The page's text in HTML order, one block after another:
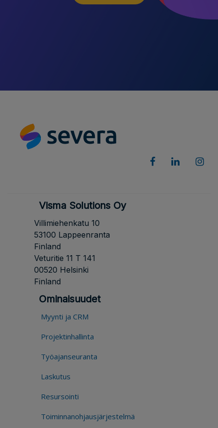
Visma Solutions Oy
Villimiehenkatu 10
53100 Lappeenranta
Finland
Veturitie 11 T 141
00520 Helsinki
Finland
Ominaisuudet
Myynti ja CRM
Projektinhallinta
Työajanseuranta
Laskutus
Resursointi
Toiminnanohjausjärjestelmä